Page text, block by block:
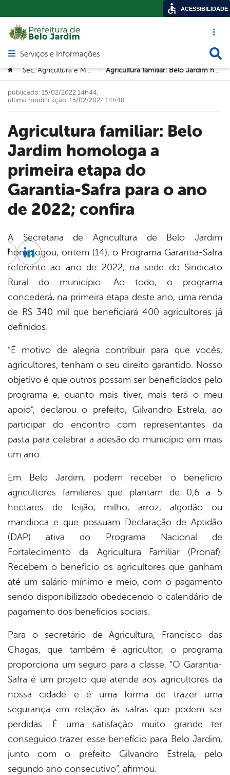
Acesso
Abrir menu principal de navegação
Serviços e Informações
Você está aqui:
> Sec. Agricultura e Meio Ambiente > Agricultura familiar: Belo Jardim homologa a primeira etapa do Garantia-Safra para o ano de 2022; confira
Agricultura familiar: Belo
Jardim homologa a
primeira etapa do
Garantia-Safra para o ano
de 2022; confira
publicado: 15/02/2022 14h44,
última modificação: 15/02/2022 14h48
A Secretaria de Agricultura de Belo Jardim
homologou, ontem (14), o Programa Garantia-Safra
referente ao ano de 2022, na sede do Sindicato
Rural do município. Ao todo, o programa
concederá, na primeira etapa deste ano, uma renda
de R$ 340 mil que beneficiará 400 agricultores já
definidos.
“É motivo de alegria contribuir para que vocês,
agricultores, tenham o seu direito garantido. Nosso
objetivo é que outros possam ser beneficiados pelo
programa e, quanto mais tiver, mais terá o meu
apoio”, declarou o prefeito, Gilvandro Estrela, ao
participar do encontro com representantes da
pasta para celebrar a adesão do município em mais
um ano.
Em Belo Jardim, podem receber o benefício
agricultores familiares que plantam de 0,6 a 5
hectares de feijão, milho, arroz, algodão ou
mandioca e que possuam Declaração de Aptidão
(DAP) ativa do Programa Nacional de
Fortalecimento da Agricultura Familiar (Pronaf).
Recebem o benefício os agricultores que ganham
até um salário mínimo e meio, com o pagamento
sendo disponibilizado obedecendo o calendário de
pagamento dos benefícios sociais.
Para o secretário de Agricultura, Francisco das
Chagas, que também é agricultor, o programa
proporciona um seguro para a classe. “O Garantia-
Safra é um projeto que atende aos agricultores da
nossa cidade e é uma forma de trazer uma
segurança em relação às safras que podem ser
perdidas. É uma satisfação muito grande ter
conseguido trazer esse benefício para Belo Jardim,
junto com o prefeito Gilvandro Estrela, pelo
segundo ano consecutivo”, afirmou.
Twitter
Linkedin
ACESSIBILIDADE